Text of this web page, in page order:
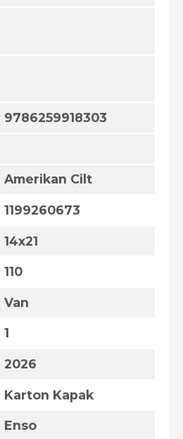
9786259918303
Amerikan Cilt
1199260673
14x21
110
Van
1
2026
Karton Kapak
Enso